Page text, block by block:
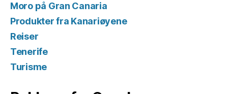
Moro på Gran Canaria
Produkter fra Kanariøyene
Reiser
Tenerife
Turisme